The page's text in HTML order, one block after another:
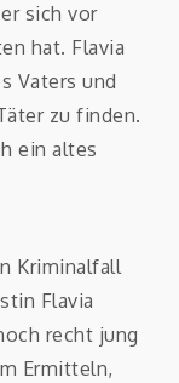
sich vor
hat. Flavia
Vaters und
zu finden.
ein altes
Kriminalfall
Flavia
recht jung
Ermitteln,